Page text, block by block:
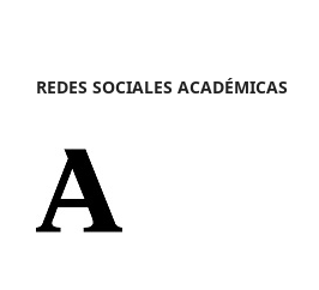
REDES SOCIALES ACADÉMICAS